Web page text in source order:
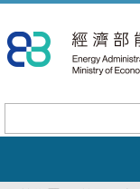
到
主
內
容